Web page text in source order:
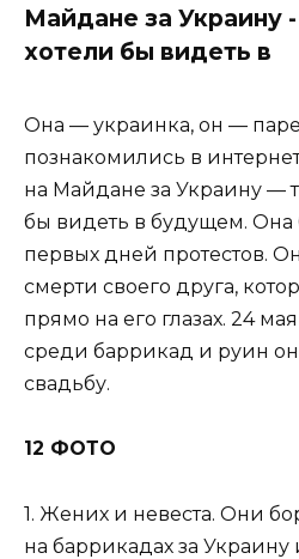
Майдане за Украину
хотели бы видеть в
Она — украинка, он —
познакомились в
на Майдане за Украину —
бы видеть в будущем. Она
первых дней протестов.
смерти своего друга,
прямо на его глазах. 24
среди баррикад и руин
свадьбу.
12 ФОТО
1. Жених и невеста. Они
на баррикадах за